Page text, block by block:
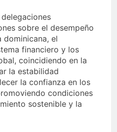
sobre el desempeño
dominicana, el
financiero y los
coincidiendo en la
la estabilidad
la confianza en los
condiciones
sostenible y la